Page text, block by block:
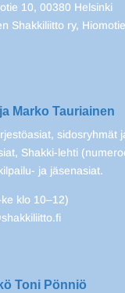
10, 00380 Helsinki
Shakkiliitto ry,
Marko Tauriainen
sidosryhmät
Shakki-lehti
ja jäsenasiat.
klo 10–12)
Toni Pönniö